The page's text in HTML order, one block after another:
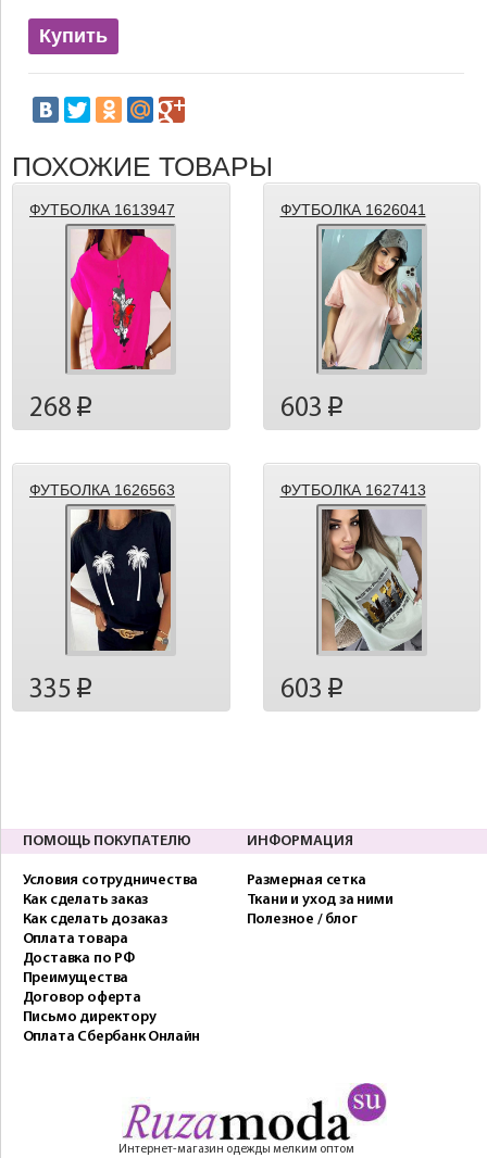
Купить
ПОХОЖИЕ ТОВАРЫ
ФУТБОЛКА 1613947
268 p
ФУТБОЛКА 1626041
603 p
ФУТБОЛКА 1626563
335 p
ФУТБОЛКА 1627413
603 p
ПОМОЩЬ ПОКУПАТЕЛЮ
Условия сотрудничества
Как сделать заказ
Как сделать дозаказ
Оплата товара
Доставка по РФ
Преимущества
Договор оферта
Письмо директору
Оплата Сбербанк Онлайн
ИНФОРМАЦИЯ
Размерная сетка
Ткани и уход за ними
Полезное / блог
Интернет-магазин одежды мелким оптом